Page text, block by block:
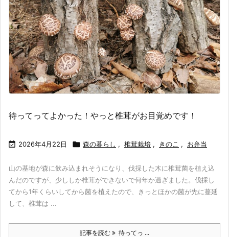
待ってってよかった！やっと椎茸がお目覚めです！
 2026年4月22日  森の暮らし , 椎茸栽培 , きのこ , お弁当
山の基地が森に飲み込まれそうになり、伐採した木に椎茸菌を植え込
んだのですが、少ししか椎茸ができないで何年か過ぎました。伐採し
てから1年くらいしてから菌を植えたので、きっとほかの菌が先に蔓延
して、椎茸は ...
記事を読む 待ってっ ...